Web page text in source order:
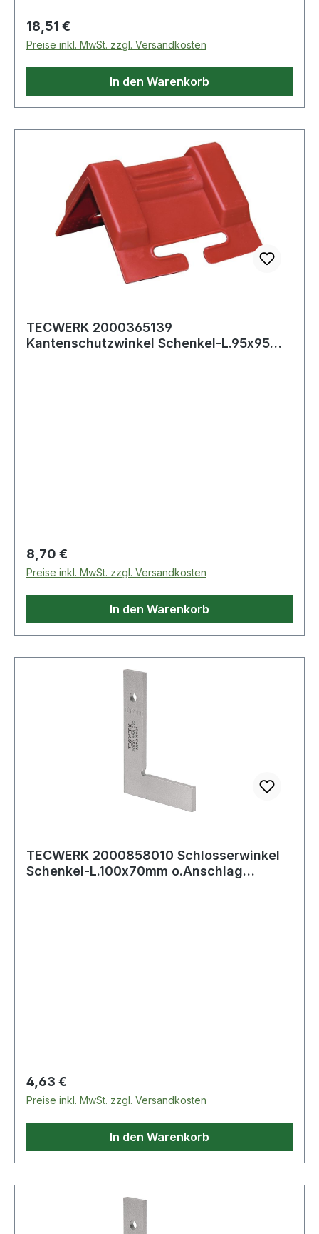
Regulärer Preis:
18,51 €
Preise inkl. MwSt. zzgl. Versandkosten
In den Warenkorb
TECWERK 2000365139
Kantenschutzwinkel Schenkel-L.95x95mm
Regulärer Preis:
8,70 €
Preise inkl. MwSt. zzgl. Versandkosten
In den Warenkorb
TECWERK 2000858010 Schlosserwinkel
Schenkel-L.100x70mm o.Anschlag
Regulärer Preis:
4,63 €
Preise inkl. MwSt. zzgl. Versandkosten
In den Warenkorb